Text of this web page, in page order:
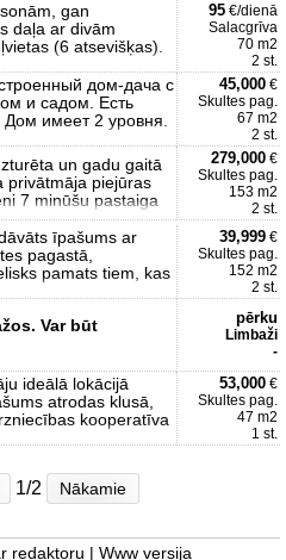
gan
daļa ar divām
(6 atsevišķas).
95 €/dienā
Salacgrīva
70 m2
2 st.
дом-дача с
и садом. Есть
имеет 2 уровня.
45,000 €
Skultes pag.
67 m2
2 st.
un gadu gaitā
privātmāja piejūras
7 minūšu pastaiga
279,000 €
Skultes pag.
153 m2
2 st.
īpašums ar
pagastā,
pamats tiem, kas
39,999 €
Skultes pag.
152 m2
2 st.
Var būt
pērku
Limbaži
-
ideālā lokācijā
atrodas klusā,
kooperatīva
53,000 €
Skultes pag.
47 m2
1 st.
1/2 Nākamie
redaktoru Www versija